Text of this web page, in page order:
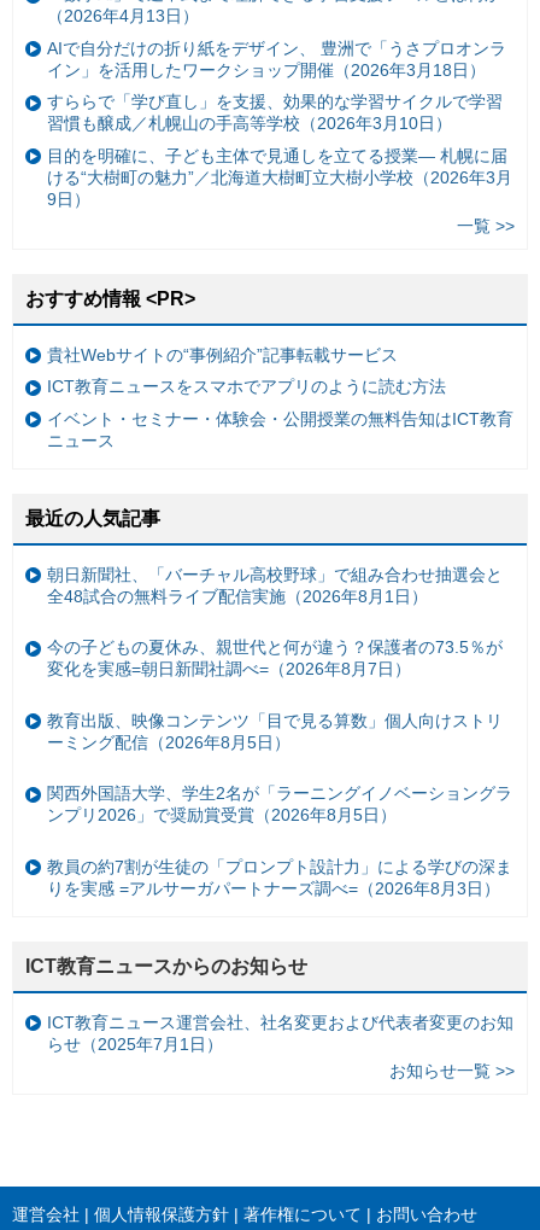
（2026年4月13日）
AIで自分だけの折り紙をデザイン、 豊洲で「うさプロオンラ
イン」を活用したワークショップ開催（2026年3月18日）
すららで「学び直し」を支援、効果的な学習サイクルで学習
習慣も醸成／札幌山の手高等学校（2026年3月10日）
目的を明確に、子ども主体で見通しを立てる授業— 札幌に届
ける“大樹町の魅力”／北海道大樹町立大樹小学校（2026年3月
9日）
一覧 >>
おすすめ情報 <PR>
貴社Webサイトの“事例紹介”記事転載サービス
ICT教育ニュースをスマホでアプリのように読む方法
イベント・セミナー・体験会・公開授業の無料告知はICT教育
ニュース
最近の人気記事
朝日新聞社、「バーチャル高校野球」で組み合わせ抽選会と
全48試合の無料ライブ配信実施（2026年8月1日）
今の子どもの夏休み、親世代と何が違う？保護者の73.5％が
変化を実感=朝日新聞社調べ=（2026年8月7日）
教育出版、映像コンテンツ「目で見る算数」個人向けストリ
ーミング配信（2026年8月5日）
関西外国語大学、学生2名が「ラーニングイノベーショングラ
ンプリ2026」で奨励賞受賞（2026年8月5日）
教員の約7割が生徒の「プロンプト設計力」による学びの深ま
りを実感 =アルサーガパートナーズ調べ=（2026年8月3日）
ICT教育ニュースからのお知らせ
ICT教育ニュース運営会社、社名変更および代表者変更のお知
らせ（2025年7月1日）
お知らせ一覧 >>
運営会社 個人情報保護方針 著作権について お問い合わせ